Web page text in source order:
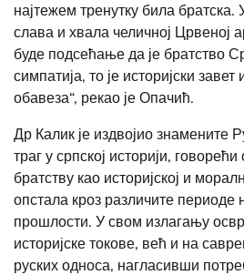
најтежем тренутку била братска.
слава и хвала челичној Црвеној
буде подсећање да је братство
симпатија, то је историјски
обавеза“, рекао је Опачић.
Др Калик је издвојио знамените
траг у српској историји,
братству као историјској и
опстала кроз различите периоде
прошлости. У свом излагању
историјске токове, већ и на
руских односа, нагласивши